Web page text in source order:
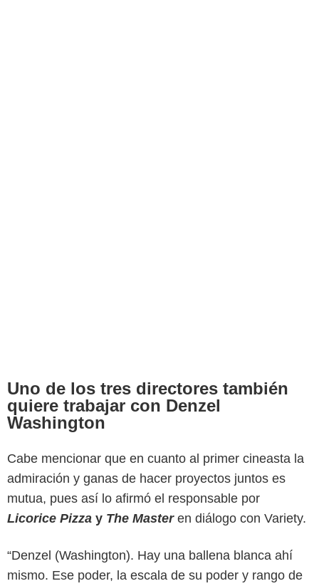
Uno de los tres directores también
quiere trabajar con Denzel
Washington
Cabe mencionar que en cuanto al primer cineasta la
admiración y ganas de hacer proyectos juntos es
mutua, pues así lo afirmó el responsable por
Licorice Pizza y The Masteren diálogo con Variety.
“Denzel (Washington). Hay una ballena blanca ahí
mismo. Ese poder, la escala de su poder y rango de